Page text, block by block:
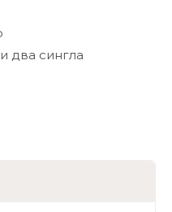
два сингла